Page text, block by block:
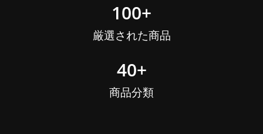
100+
厳選された商品
40+
商品分類